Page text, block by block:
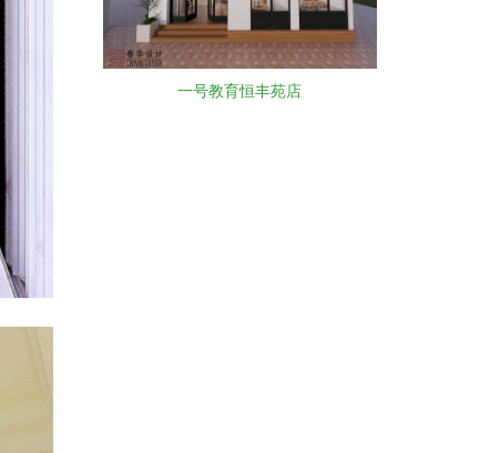
一号教育恒丰苑店